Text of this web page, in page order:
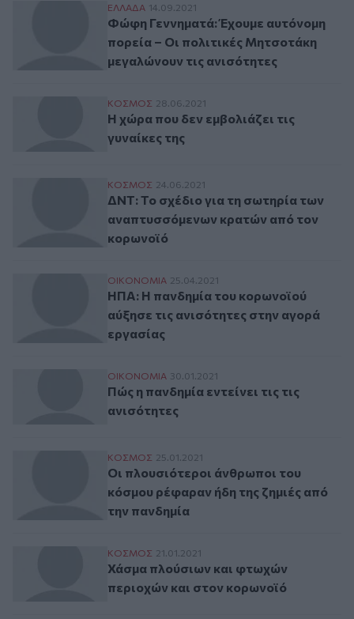
Φώφη Γεννηματά: Έχουμε αυτόνομη
ΕΛΛAΔΑ 14.09.2021
Φώφη Γεννηματά: Έχουμε αυτόνομη
πορεία – Οι πολιτικές Μητσοτάκη
μεγαλώνουν τις ανισότητες
Η χώρα που δεν εμβολιάζει τις γυναίκες
ΚΟΣΜΟΣ 28.06.2021
Η χώρα που δεν εμβολιάζει τις
γυναίκες της
ΔΝΤ: Το σχέδιο για τη σωτηρία των
ΚΟΣΜΟΣ 24.06.2021
ΔΝΤ: Το σχέδιο για τη σωτηρία των
αναπτυσσόμενων κρατών από τον
κορωνοϊό
ΗΠΑ: Η πανδημία του κορωνοϊού αύξησε
ΟΙΚΟΝΟΜΙΑ 25.04.2021
ΗΠΑ: Η πανδημία του κορωνοϊού
αύξησε τις ανισότητες στην αγορά
εργασίας
Πώς η πανδημία εντείνει τις τις
ΟΙΚΟΝΟΜΙΑ 30.01.2021
Πώς η πανδημία εντείνει τις τις
ανισότητες
Οι πλουσιότεροι άνθρωποι του κόσμου
ΚΟΣΜΟΣ 25.01.2021
Οι πλουσιότεροι άνθρωποι του
κόσμου ρέφαραν ήδη της ζημιές από
την πανδημία
Χάσμα πλούσιων και φτωχών περιοχών
ΚΟΣΜΟΣ 21.01.2021
Χάσμα πλούσιων και φτωχών
περιοχών και στον κορωνοϊό